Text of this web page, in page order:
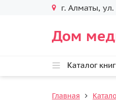
г. Алматы,
Дом
Каталог книг
Главная